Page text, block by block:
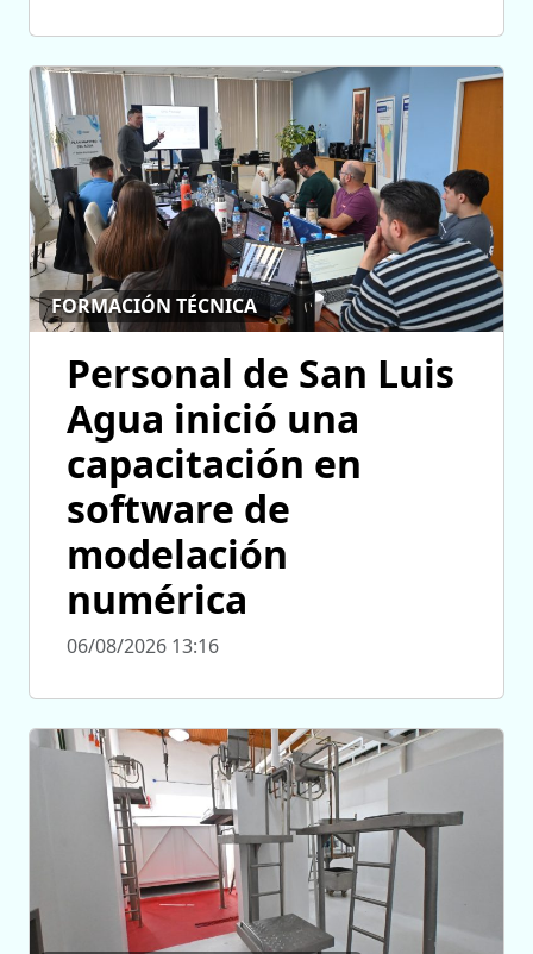
FORMACIÓN TÉCNICA
Personal de San Luis
Agua inició una
capacitación en
software de
modelación
numérica
06/08/2026 13:16